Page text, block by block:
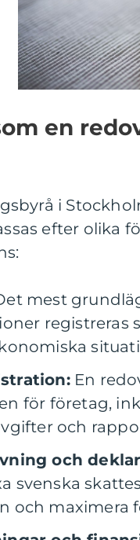
en
i
efter olika
mest
registreras
En
för företag,
och
och
svenska
och maximera